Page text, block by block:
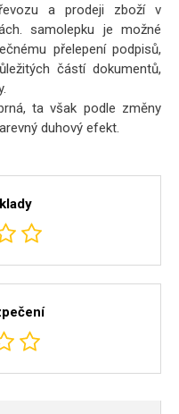
a prodeji zboží v
samolepku je možné
přelepení podpisů,
částí dokumentů,
ta však podle změny
duhový efekt.